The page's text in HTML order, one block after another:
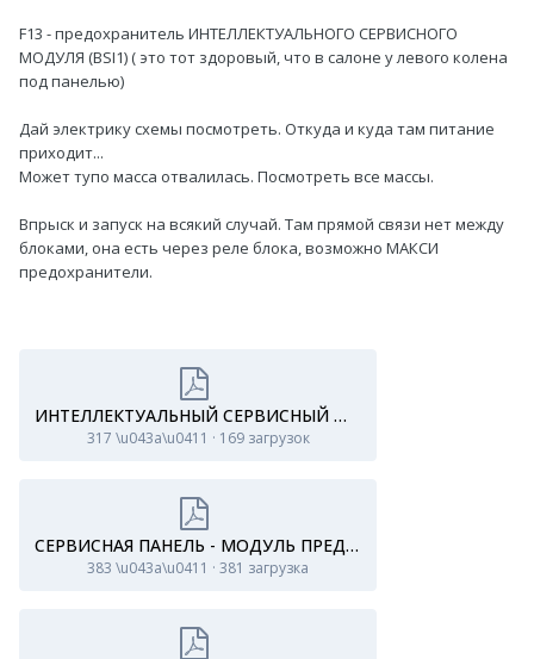
F13 - предохранитель ИНТЕЛЛЕКТУАЛЬНОГО СЕРВИСНОГО
МОДУЛЯ (BSI1) ( это тот здоровый, что в салоне у левого колена
под панелью)
Дай электрику схемы посмотреть. Откуда и куда там питание
приходит...
Может тупо масса отвалилась. Посмотреть все массы.
Впрыск и запуск на всякий случай. Там прямой связи нет между
блоками, она есть через реле блока, возможно МАКСИ
предохранители.
ИНТЕЛЛЕКТУАЛЬНЫЙ СЕРВИСНЫЙ МОДУЛЬ (BSI1).pdf
317 \u043a\u0411 · 169 загрузок
СЕРВИСНАЯ ПАНЕЛЬ - МОДУЛЬ ПРЕДОХРАНИТЕЛЬ МОТОРНОГО ОТСЕКА (PSF1).pdf
383 \u043a\u0411 · 381 загрузка